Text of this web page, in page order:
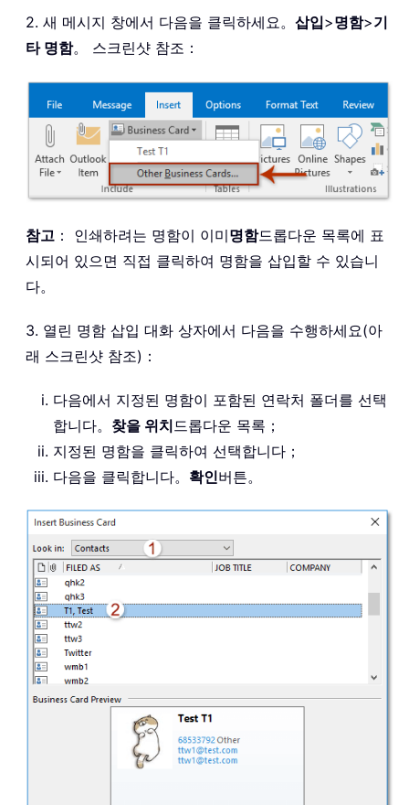
2. 새 메시지 창에서 다음을 클릭하세요。 삽입>명함>기
타 명함。 스크린샷 참조：
참고 ： 인쇄하려는 명함이 이미명함드롭다운 목록에 표
시되어 있으면 직접 클릭하여 명함을 삽입할 수 있습니
다。
3. 열린 명함 삽입 대화 상자에서 다음을 수행하세요(아
래 스크린샷 참조)：
다음에서 지정된 명함이 포함된 연락처 폴더를 선택
합니다。 찾을 위치드롭다운 목록；
지정된 명함을 클릭하여 선택합니다；
다음을 클릭합니다。 확인버튼。